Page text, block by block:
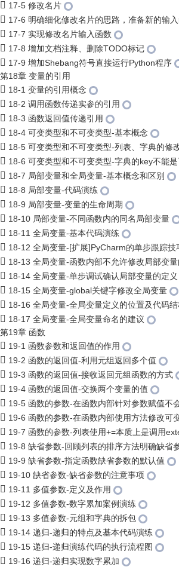
17-5 修改名片
17-6 明确细化修改名片的思路，准备新的输
17-7 实现修改名片输入函数
17-8 增加文档注释、删除TODO标记
17-9 增加Shebang符号直接运行Python程序
第18章 变量的引用
18-1 变量的引用概念
18-2 调用函数传递实参的引用
18-3 函数返回值传递引用
18-4 可变类型和不可变类型-基本概念
18-5 可变类型和不可变类型-列表、字典的修
18-6 可变类型和不可变类型-字典的key不能
18-7 局部变量和全局变量-基本概念和区别
18-8 局部变量-代码演练
18-9 局部变量-变量的生命周期
18-10 局部变量-不同函数内的同名局部变量
18-11 全局变量-基本代码演练
18-12 全局变量-[扩展]PyCharm的单步跟踪技
18-13 全局变量-函数内部不允许修改局部变量
18-14 全局变量-单步调试确认局部变量的定义
18-15 全局变量-global关键字修改全局变量
18-16 全局变量-全局变量定义的位置及代码结
18-17 全局变量-全局变量命名的建议
第19章 函数
19-1 函数参数和返回值的作用
19-2 函数的返回值-利用元组返回多个值
19-3 函数的返回值-接收返回元组函数的方式
19-4 函数的返回值-交换两个变量的值
19-5 函数的参数-在函数内部针对参数赋值不
19-6 函数的参数-在函数内部使用方法修改可
19-7 函数的参数-列表使用+=本质上是调用
19-8 缺省参数-回顾列表的排序方法明确缺省
19-9 缺省参数-指定函数缺省参数的默认值
19-10 缺省参数-缺省参数的注意事项
19-11 多值参数-定义及作用
19-12 多值参数-数字累加案例演练
19-13 多值参数-元组和字典的拆包
19-14 递归-递归的特点及基本代码演练
19-15 递归-递归演练代码的执行流程图
19-16 递归-递归实现数字累加